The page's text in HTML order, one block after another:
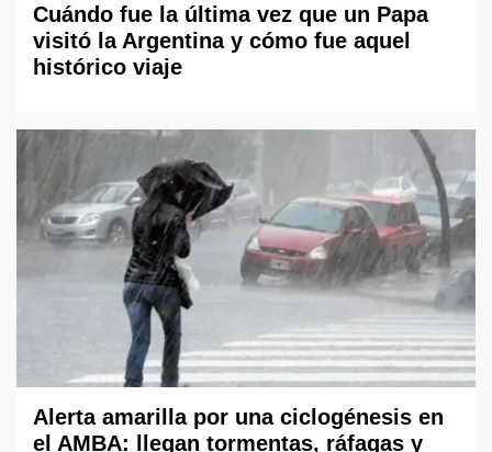
Cuándo fue la última vez que un Papa
visitó la Argentina y cómo fue aquel
histórico viaje
Alerta amarilla por una ciclogénesis en
el AMBA: llegan tormentas, ráfagas y